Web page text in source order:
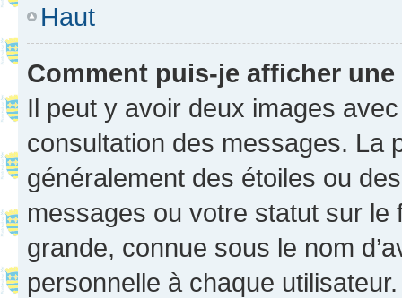
Haut
Comment puis-je afficher
Il peut y avoir deux images
consultation des messages. La
généralement des étoiles ou
messages ou votre statut sur
grande, connue sous le nom
personnelle à chaque utilisateur.